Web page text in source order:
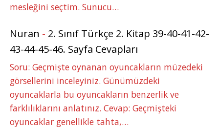
mesleğini seçtim. Sunucu…
Nuran - 2. Sınıf Türkçe 2. Kitap 39-40-41-42-
43-44-45-46. Sayfa Cevapları
Soru: Geçmişte oynanan oyuncakların müzedeki
görsellerini inceleyiniz. Günümüzdeki
oyuncaklarla bu oyuncakların benzerlik ve
farklılıklarını anlatınız. Cevap: Geçmişteki
oyuncaklar genellikle tahta,…